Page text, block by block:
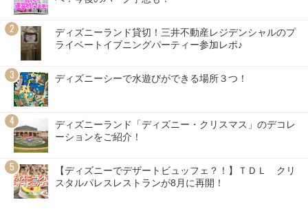
ディズニーランド貸切！三井不動産レジデンシャルのプ
ライベートイブニングパーティー参加レポ♪
ディズニーシーで水遊びができる場所３つ！
ディズニーランド「ディズニー・クリスマス」のデコレ
ーションをご紹介！
【ディズニーでデザートビュッフェ？！】ＴＤＬ クリ
スタルパレスレストランが8月に再開！